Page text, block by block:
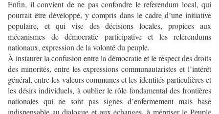
Enfin, il convient de ne pas confondre le referendum local, qui
pourrait être développé, y compris dans le cadre d’une initiative
populaire, et qui vise des décisions locales, propices aux
mécanismes de démocratie participative et les referendums
nationaux, expression de la volonté du peuple.
À instaurer la confusion entre la démocratie et le respect des droits
des minorités, entre les expressions communautaristes et l’intérêt
général, entre les valeurs communes et les identités particulières et
les désirs individuels, à oublier le rôle fondamental des frontières
nationales qui ne sont pas signes d’enfermement mais base
indispensable au dialogue et aux échanges, à mépriser le Peuple